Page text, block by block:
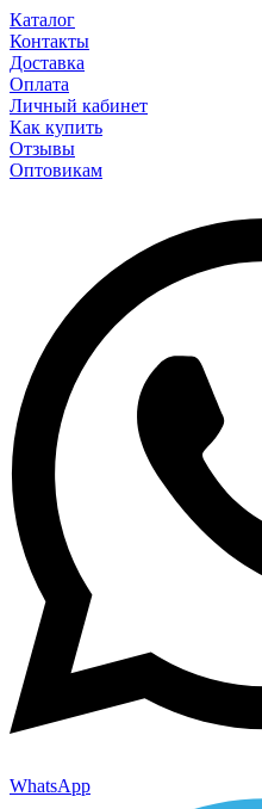
Каталог
Контакты
Доставка
Оплата
Личный кабинет
Как купить
Отзывы
Оптовикам
WhatsApp